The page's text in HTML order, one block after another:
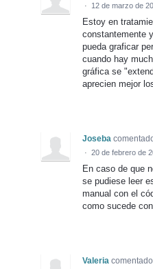
· 12 de marzo de
Estoy en
constantemente
pueda graficar
cuando hay
gráfica se
aprecien mejor
Joseba
· 20 de febrero de
En caso de que
se pudiese leer
manual con el
como sucede
Valeria comentado